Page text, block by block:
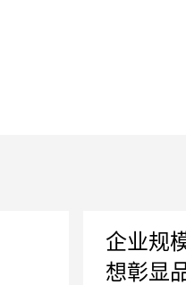
企业规
想彰显